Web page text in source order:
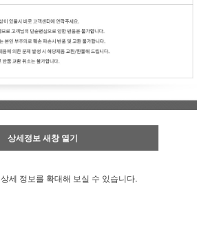
상세정보 새창 열기
상세 정보를 확대해 보실 수 있습니다.